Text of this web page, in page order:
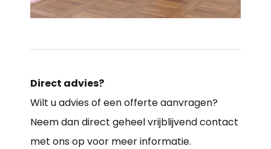
Direct advies?
Wilt u advies of een offerte aanvragen?
Neem dan direct geheel vrijblijvend contact
met ons op voor meer informatie.